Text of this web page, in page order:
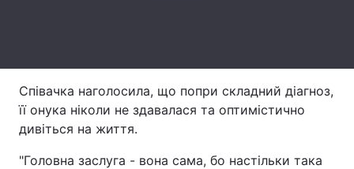
Співачка наголосила, що попри складний діагноз,
її онука ніколи не здавалася та оптимістично
дивіться на життя.
"Головна заслуга - вона сама, бо настільки така